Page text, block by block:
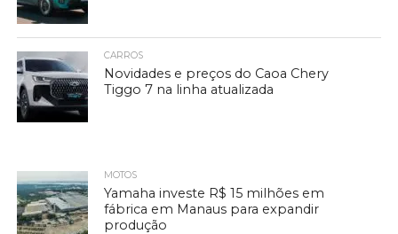
CARROS
Novidades e preços do Caoa Chery
Tiggo 7 na linha atualizada
MOTOS
Yamaha investe R$ 15 milhões em
fábrica em Manaus para expandir
produção